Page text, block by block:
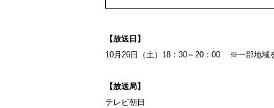
【放送日】
10月26日（土）18：30～20：00 ※一部地域
【放送局】
テレビ朝日